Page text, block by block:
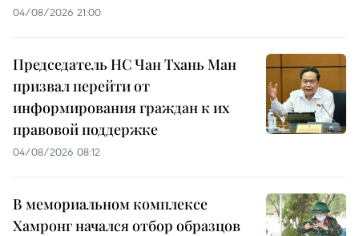
04/08/2026 21:00
Председатель НС Чан Тхань Ман
призвал перейти от
информирования граждан к их
правовой поддержке
04/08/2026 08:12
В мемориальном комплексе
Хамронг начался отбор образцов